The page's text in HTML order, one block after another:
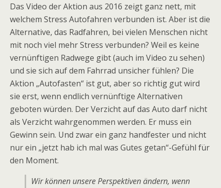
Das Video der Aktion aus 2016 zeigt ganz nett, mit
welchem Stress Autofahren verbunden ist. Aber ist die
Alternative, das Radfahren, bei vielen Menschen nicht
mit noch viel mehr Stress verbunden? Weil es keine
vernünftigen Radwege gibt (auch im Video zu sehen)
und sie sich auf dem Fahrrad unsicher fühlen? Die
Aktion „Autofasten“ ist gut, aber so richtig gut wird
sie erst, wenn endlich vernünftige Alternativen
geboten würden. Der Verzicht auf das Auto darf nicht
als Verzicht wahrgenommen werden. Er muss ein
Gewinn sein. Und zwar ein ganz handfester und nicht
nur ein „jetzt hab ich mal was Gutes getan“-Gefühl für
den Moment.
Wir können unsere Perspektiven ändern, wenn